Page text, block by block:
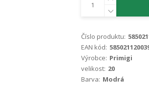
Číslo produktu:
EAN kód:
Výrobce: Primigi
velikost: 20
Barva: Modrá